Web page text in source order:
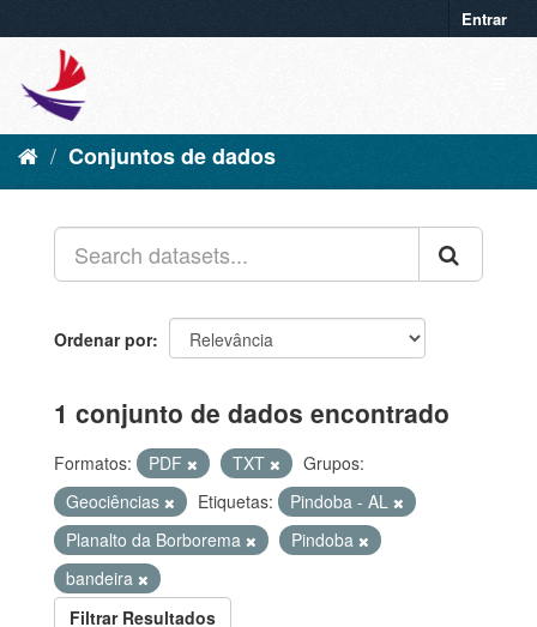
Entrar
Conjuntos de dados
Ordenar por
1 conjunto de dados encontrado
Formatos: PDF TXT
Grupos:
Geociências
Etiquetas:
Pindoba - AL
Planalto da Borborema
Pindoba
bandeira
Filtrar Resultados